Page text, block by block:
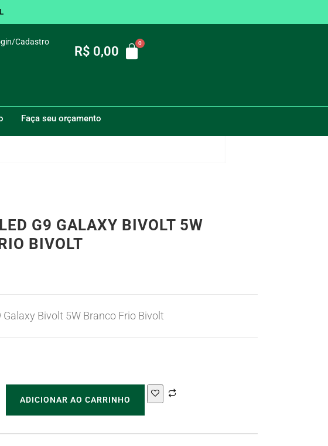
Cadastro
R$ 0,00
Faça seu orçamento
Início / Lâmpada LED G9 Galaxy Bivolt 5W Branco Frio Bivolt
G9 GALAXY BIVOLT 5W
BIVOLT
Galaxy Bivolt 5W Branco Frio Bivolt
ADICIONAR AO CARRINHO